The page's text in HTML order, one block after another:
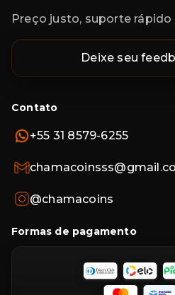
Preço justo, suporte rápido
Deixe seu
Contato
+55 31 8579-6255
@chamacoins
Formas de pagamento